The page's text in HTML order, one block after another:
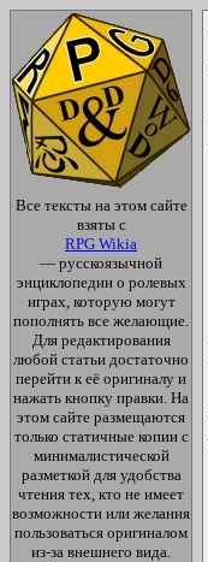
Все тексты на этом сайте
взяты с
RPG Wikia
— русскоязычной
энциклопедии о ролевых
играх, которую могут
пополнять все желающие.
Для редактирования
любой статьи достаточно
перейти к её оригиналу и
нажать кнопку правки. На
этом сайте размещаются
только статичные копии с
минималистической
разметкой для удобства
чтения тех, кто не имеет
возможности или желания
пользоваться оригиналом
из-за внешнего вида.